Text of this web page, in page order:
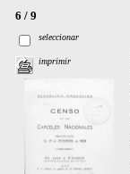
6 / 9
seleccionar
imprimir